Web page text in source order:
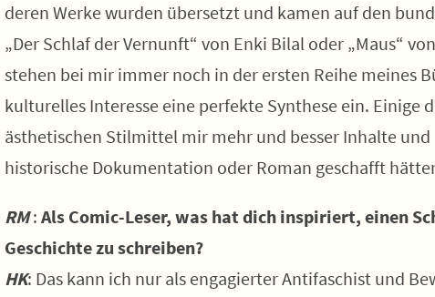
deren Werke wurden übersetzt und kamen auf den
„Der Schlaf der Vernunft“ von Enki Bilal oder „Maus“
stehen bei mir immer noch in der ersten Reihe meines
kulturelles Interesse eine perfekte Synthese ein. Einige
ästhetischen Stilmittel mir mehr und besser Inhalte
historische Dokumentation oder Roman geschafft
RM: Als Comic-Leser, was hat dich inspiriert, einen
Geschichte zu schreiben?
HK: Das kann ich nur als engagierter Antifaschist und